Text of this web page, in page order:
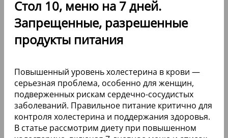
Стол 10, меню на 7 дней.
Запрещенные, разрешенные
продукты питания
Повышенный уровень холестерина в крови —
серьезная проблема, особенно для женщин,
подверженных рискам сердечно-сосудистых
заболеваний. Правильное питание критично для
контроля холестерина и поддержания здоровья.
В статье рассмотрим диету при повышенном